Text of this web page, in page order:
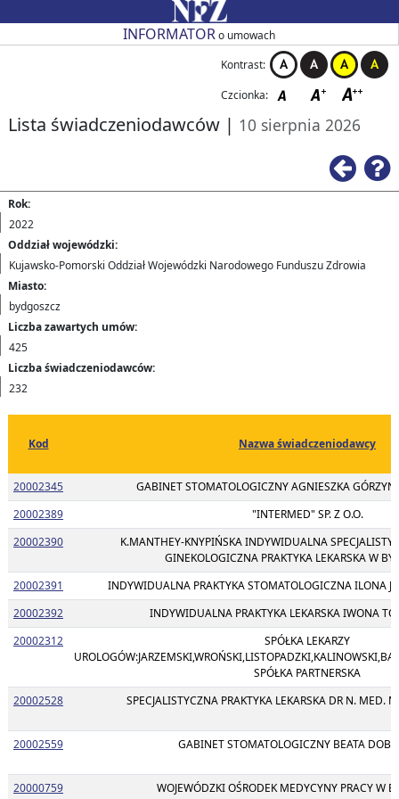
Przejdź do strony głównejINFORMATORo umowach
Kontrast:
Czcionka:
Lista świadczeniodawców | 10 sierpnia 2026
Rok:
2022
Oddział wojewódzki:
Kujawsko-Pomorski Oddział Wojewódzki Narodowego Funduszu Zdrowia
Miasto:
bydgoszcz
Liczba zawartych umów:
425
Liczba świadczeniodawców:
232
Kod Nazwa świadczeniodawcy
20002345
GABINET STOMATOLOGICZNY AGNIESZKA
20002389
"INTERMED" SP. Z O.O.
20002390
K.MANTHEY-KNYPIŃSKA INDYWIDUALNA
GINEKOLOGICZNA PRAKTYKA LEKARSKA W
20002391
INDYWIDUALNA PRAKTYKA STOMATOLOGICZNA ILONA
20002392
INDYWIDUALNA PRAKTYKA LEKARSKA IWONA
20002312
SPÓŁKA LEKARZY
SPÓŁKA PARTNERSKA
20002528
SPECJALISTYCZNA PRAKTYKA LEKARSKA DR N. MED.
20002559 GABINET STOMATOLOGICZNY BEATA
20000759 WOJEWÓDZKI OŚRODEK MEDYCYNY PRACY W